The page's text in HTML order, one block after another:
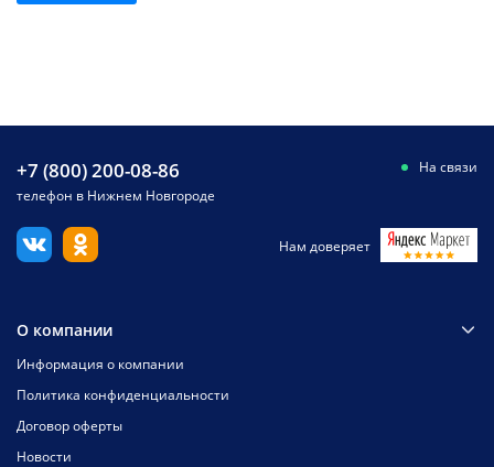
+7 (800) 200-08-86
телефон в Нижнем Новгороде
На связи
Нам доверяет
О компании
Информация о компании
Политика конфиденциальности
Договор оферты
Новости